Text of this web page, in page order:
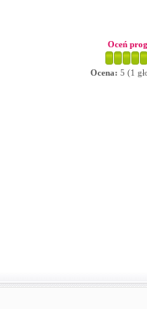
Oceń
Ocena: 5 (1